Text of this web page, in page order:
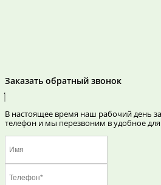
Заказать обратный звонок
В настоящее время наш рабочий день
телефон и мы перезвоним в удобное